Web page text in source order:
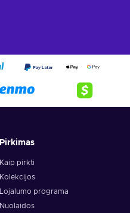
Pirkimas
Kaip pirkti
Kolekcijos
Lojalumo programa
Nuolaidos